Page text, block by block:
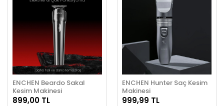
ENCHEN Beardo Sakal
Kesim Makinesi
899,00 TL
ENCHEN Hunter Saç Kesim
Makinesi
999,99 TL